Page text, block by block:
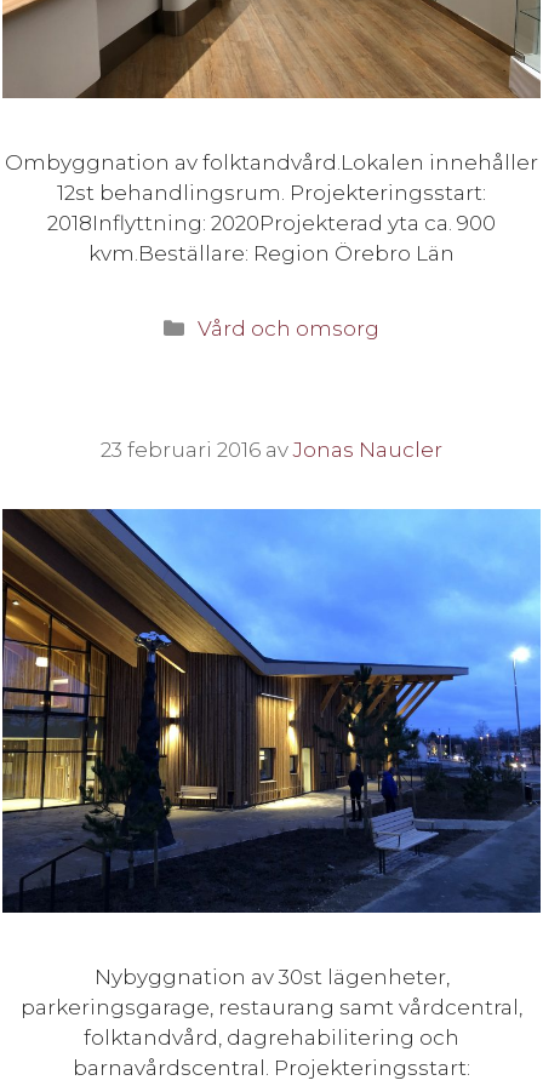
Ombyggnation av folktandvård.Lokalen innehåller
12st behandlingsrum. Projekteringsstart:
2018Inflyttning: 2020Projekterad yta ca. 900
kvm.Beställare: Region Örebro Län
Kategorier
Vård och omsorg
23 februari 2016 avJonas Naucler
Nybyggnation av 30st lägenheter,
parkeringsgarage, restaurang samt vårdcentral,
folktandvård, dagrehabilitering och
barnavårdscentral. Projekteringsstart: